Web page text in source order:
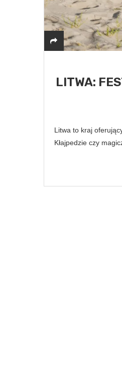
LITWA:
Litwa to kraj
Kłajpedzie czy